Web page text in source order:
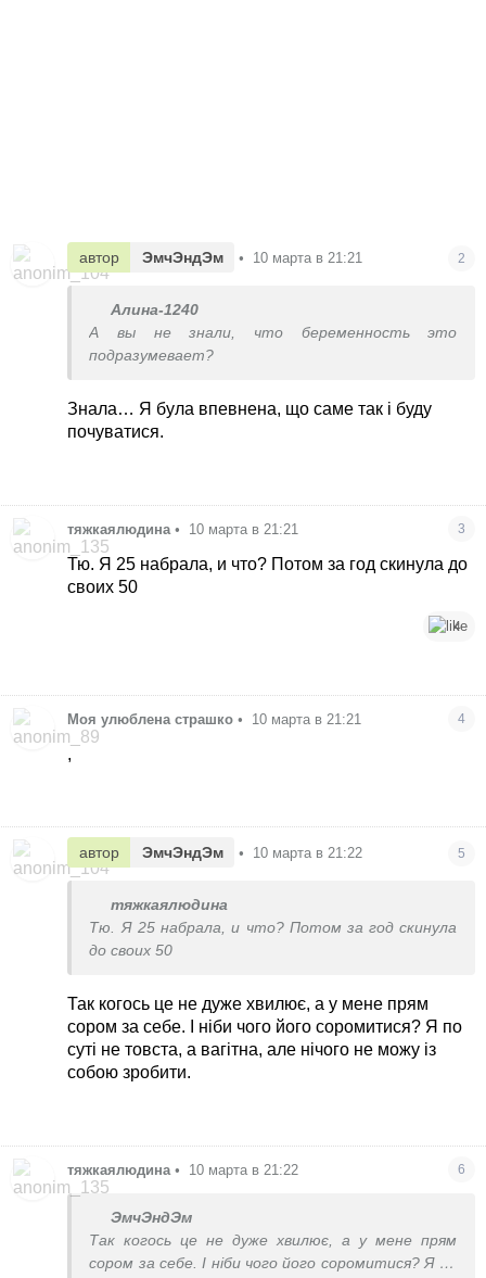
автор ЭмчЭндЭм • 10 марта в 21:21 2
Алина-1240
А вы не знали, что беременность это
подразумевает?
Знала… Я була впевнена, що саме так і буду
почуватися.
тяжкаялюдина • 10 марта в 21:21 3
Тю. Я 25 набрала, и что? Потом за год скинула до
своих 50
4
Моя улюблена страшко • 10 марта в 21:21 4
,
автор ЭмчЭндЭм • 10 марта в 21:22 5
тяжкаялюдина
Тю. Я 25 набрала, и что? Потом за год скинула
до своих 50
Так когось це не дуже хвилює, а у мене прям
сором за себе. І ніби чого його соромитися? Я по
суті не товста, а вагітна, але нічого не можу із
собою зробити.
тяжкаялюдина • 10 марта в 21:22 6
ЭмчЭндЭм
Так когось це не дуже хвилює, а у мене прям
сором за себе. І ніби чого його соромитися? Я по